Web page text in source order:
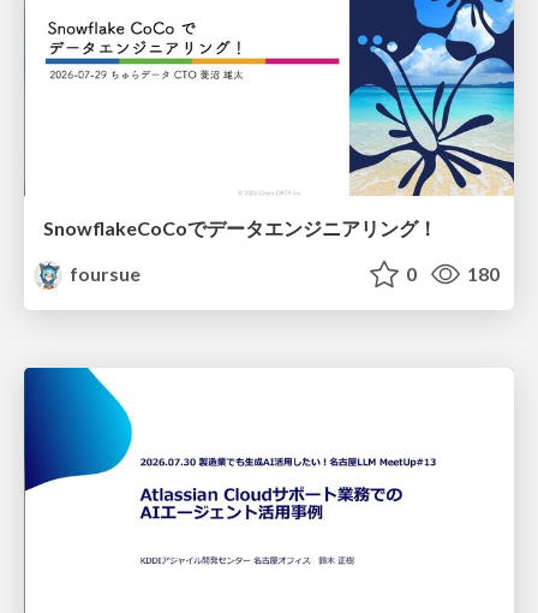
SnowflakeCoCoでデータエンジニアリング！
foursue
0 180